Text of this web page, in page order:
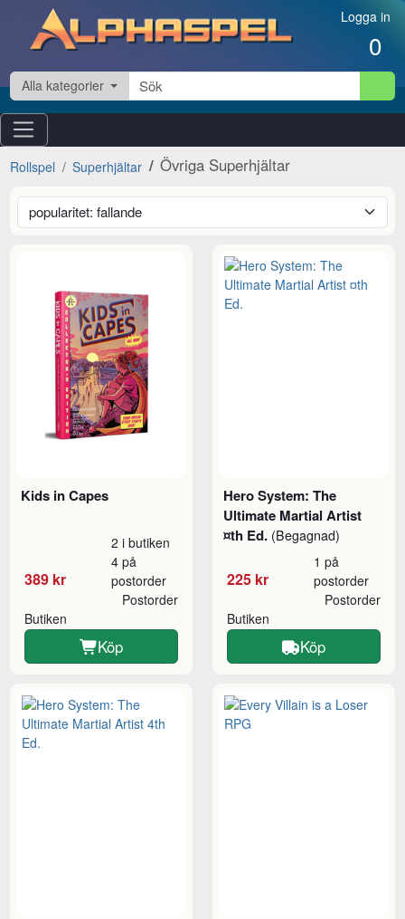
Hoppa till innehåll Logga in
0
Alla kategorier
Rollspel Superhjältar Övriga Superhjältar
Kids in Capes
389 kr
2 i butiken
4 på
postorder
Butiken
Postorder
Köp
Hero System: The
Ultimate Martial Artist
¤th Ed. (Begagnad)
225 kr
1 på
postorder
Butiken
Postorder
Köp